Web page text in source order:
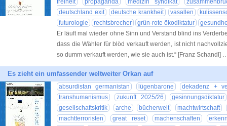
freiheit
propaganda medizin syndikat
deutschland exit
deutsche krankheit vasallen
futurologie
rechtsbrecher grün-rote ökodiktatur
Er läuft mal wieder ohne Sinn und Verstand blind ins
dass die Wähler für blöd verkauft werden, ist nicht
so dumm verkauft werden, wie sie auch ist.“ [Franz Schandl]
Es zieht ein umfassender weltweiter Orkan auf
absurdistan germanistan lügenbarone
dekadenz +
transhumanismus
zukunft 2025/26
gesinnungsdiktatur
gesellschaftskritik
arche bücherwelt
machtwirtschaft
machtterroristen
great reset machenschaften